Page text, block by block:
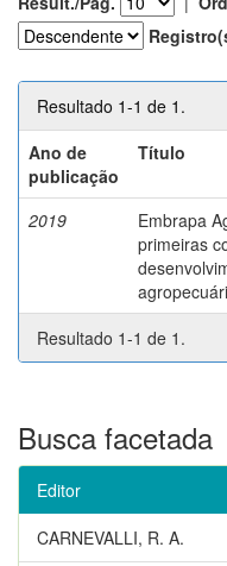
Resultado 1-1 de 1.
Ano de
publicação
Título
2019
Embrapa
primeiras
Resultado 1-1 de 1.
Busca facetada
Editor
CARNEVALLI, R. A.